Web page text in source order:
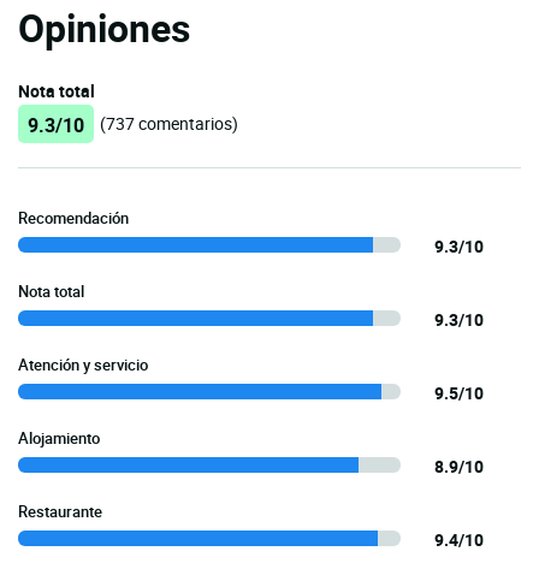
Opiniones
Nota total
9.3/10 (737 comentarios)
Recomendación
9.3/10
Nota total
9.3/10
Atención y servicio
9.5/10
Alojamiento
8.9/10
Restaurante
9.4/10